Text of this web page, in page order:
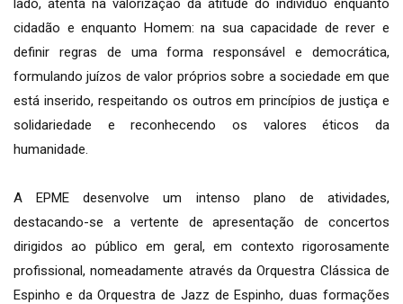
lado, atenta na valorização da atitude do indivíduo enquanto
cidadão e enquanto Homem: na sua capacidade de rever e
definir regras de uma forma responsável e democrática,
formulando juízos de valor próprios sobre a sociedade em que
está inserido, respeitando os outros em princípios de justiça e
solidariedade e reconhecendo os valores éticos da
humanidade.
A EPME desenvolve um intenso plano de atividades,
destacando-se a vertente de apresentação de concertos
dirigidos ao público em geral, em contexto rigorosamente
profissional, nomeadamente através da Orquestra Clássica de
Espinho e da Orquestra de Jazz de Espinho, duas formações